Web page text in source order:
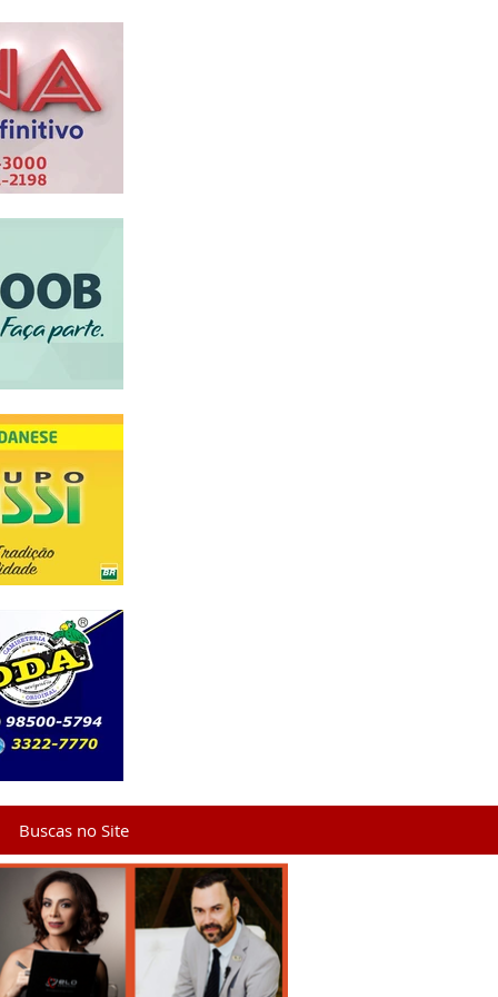
Buscas no Site